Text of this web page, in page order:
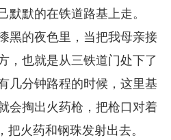
默默的在铁道路基上走。
黑的夜色里，当把我母亲接
，也就是从三铁道门处下了
几分钟路程的时候，这里基
会掏出火药枪，把枪口对着
把火药和钢珠发射出去。